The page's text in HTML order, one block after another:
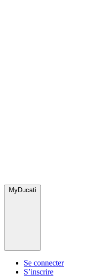
MyDucati
Se connecter
S’inscrire